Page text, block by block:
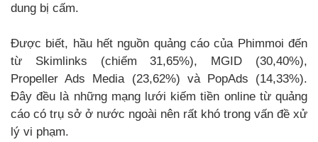
dung bị cấm.
Được biết, hầu hết nguồn quảng cáo của Phimmoi đến
từ Skimlinks (chiếm 31,65%), MGID (30,40%),
Propeller Ads Media (23,62%) và PopAds (14,33%).
Đây đều là những mạng lưới kiếm tiền online từ quảng
cáo có trụ sở ở nước ngoài nên rất khó trong vấn đề xử
lý vi phạm.